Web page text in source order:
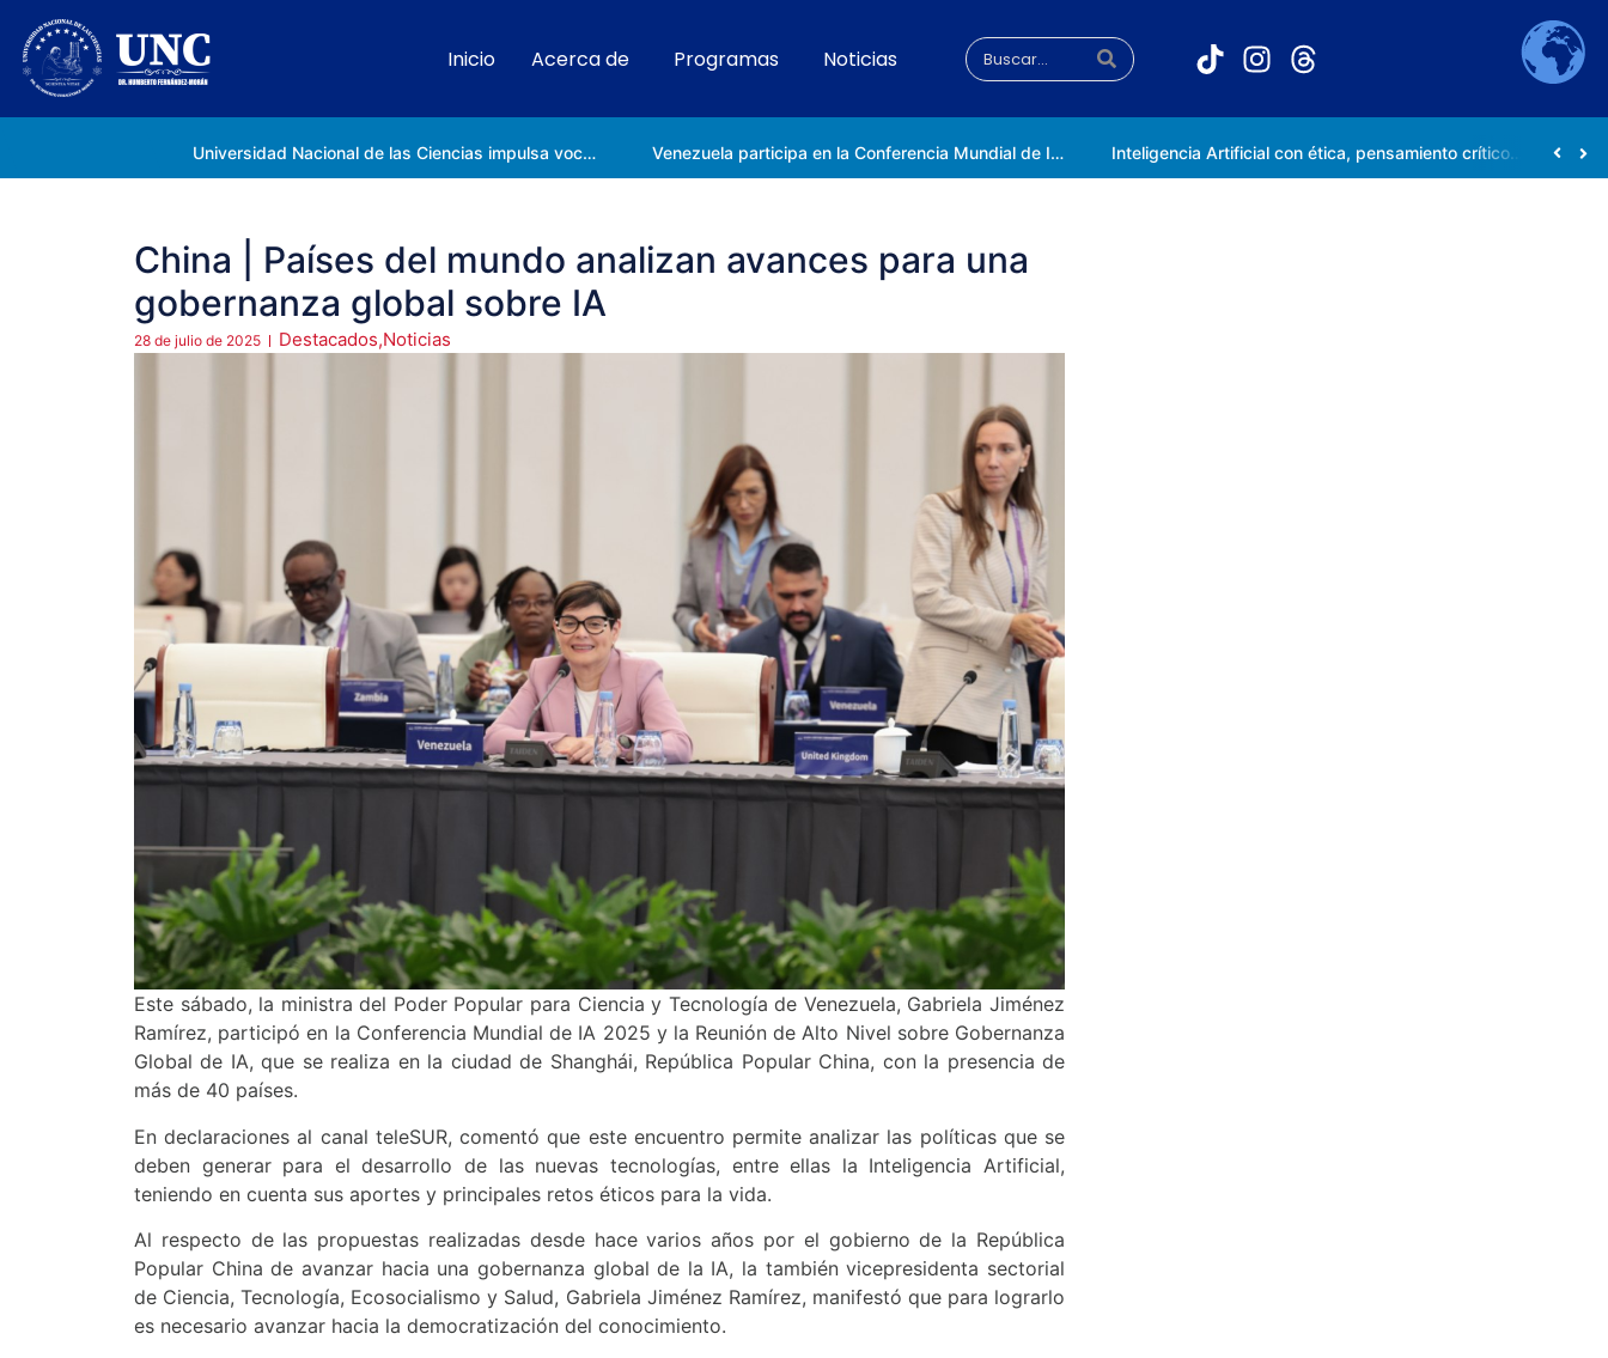
Inicio Acerca de Programas Noticias
Universidad Nacional de las Ciencias impulsa vocaciones científicas en la Expoferia de Oportunidades de Estudio 2026 Venezuela participa en la Conferencia Mundial de Inteligencia Artificial en Shanghái Inteligencia Artificial con ética, pensamiento crítico y compromiso social
China | Países del mundo analizan avances para una
gobernanza global sobre IA
28 de julio de 2025 Destacados,Noticias
Este sábado, la ministra del Poder Popular para Ciencia y Tecnología de Venezuela, Gabriela Jiménez
Ramírez, participó en la Conferencia Mundial de IA 2025 y la Reunión de Alto Nivel sobre Gobernanza
Global de IA, que se realiza en la ciudad de Shanghái, República Popular China, con la presencia de
más de 40 países.
En declaraciones al canal teleSUR, comentó que este encuentro permite analizar las políticas que se
deben generar para el desarrollo de las nuevas tecnologías, entre ellas la Inteligencia Artificial,
teniendo en cuenta sus aportes y principales retos éticos para la vida.
Al respecto de las propuestas realizadas desde hace varios años por el gobierno de la República
Popular China de avanzar hacia una gobernanza global de la IA, la también vicepresidenta sectorial
de Ciencia, Tecnología, Ecosocialismo y Salud, Gabriela Jiménez Ramírez, manifestó que para lograrlo
es necesario avanzar hacia la democratización del conocimiento.